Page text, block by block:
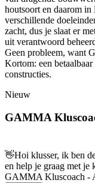
houtsoort en daarom
verschillende
zacht, dus je slaat er
uit verantwoord
Geen probleem, want
Kortom: een
constructies.
Nieuw
GAMMA
👋Hoi klusser, ik ben
en help je graag met je
GAMMA Kluscoach -